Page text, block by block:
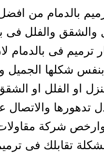
بالدمام من
والشقق والفلل فى
ترميم فى
بنفس شكلها الجميل
او الفلل او
تدهورها
وارخص شركة
تقابلك فى